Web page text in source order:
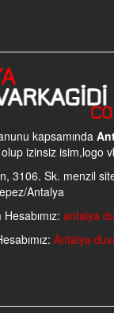
kapsamında
izinsiz isim,logo
3106. Sk. menzil
Antalya
antalya
Antalya